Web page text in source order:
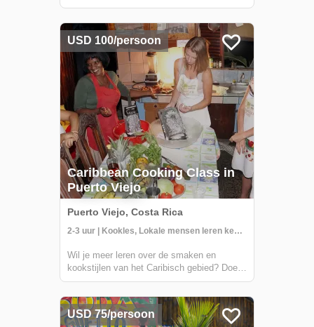
Talamanca inheemse gebied aan de
vanuit het stadje Bambú, maak je een reis
in een traditionele uitgeholde kano naar de
Y...
USD 100/persoon
Caribbean Cooking Class in
Puerto Viejo
Puerto Viejo, Costa Rica
2-3 uur | Kookles, Lokale mensen leren kennen
Wil je meer leren over de smaken en
kookstijlen van het Caribisch gebied? Doe
mee aan een persoonlijke kookles in het
ervaring biedt je de kans om te leren van
een echte Caribische kok, en inzicht te
USD 75/persoon